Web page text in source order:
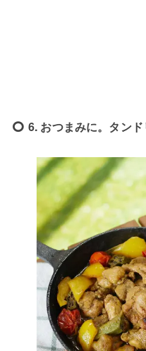
6. おつまみに。タン